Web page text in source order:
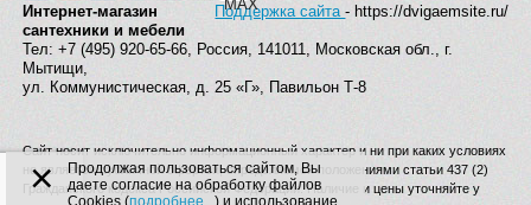
Поддержка сайта- https://dvigaemsite.ru/
Интернет-магазин
сантехники и мебели
Тел: +7 (495) 920-65-66, Россия, 141011, Московская обл., г.
Мытищи,
ул. Коммунистическая, д. 25 «Г», Павильон Т-8
Сайт носит исключительно информационный характер и ни при каких условиях
не является публичной офертой, определяемой положениями статьи 437 (2)
Гражданского кодекса Российской Федерации. Наличие и цены уточняйте у
×
Продолжая пользоваться сайтом, Вы
даете согласие на обработку файлов
Cookies (подробнее... ) и использование